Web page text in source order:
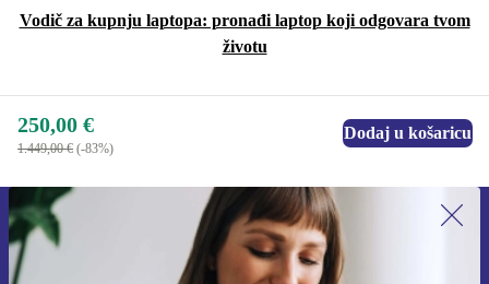
Vodič za kupnju laptopa: pronađi laptop koji odgovara tvom
životu
250,00 €
1.449,00 € (-83%)
Dodaj u košaricu
Prijavi se na newsletter!
Nikad više ne propusti ponudu.